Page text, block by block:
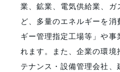
業、鉱業、電気供給業、ガ
ど、多量のエネルギーを
ギー管理指定工場等」や事
れます。また、企業の環境
テナンス・設備管理会社